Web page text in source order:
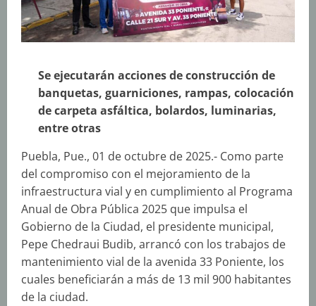
Se ejecutarán acciones de construcción de
banquetas, guarniciones, rampas, colocación
de carpeta asfáltica, bolardos, luminarias,
entre otras
Puebla, Pue., 01 de octubre de 2025.- Como parte
del compromiso con el mejoramiento de la
infraestructura vial y en cumplimiento al Programa
Anual de Obra Pública 2025 que impulsa el
Gobierno de la Ciudad, el presidente municipal,
Pepe Chedraui Budib, arrancó con los trabajos de
mantenimiento vial de la avenida 33 Poniente, los
cuales beneficiarán a más de 13 mil 900 habitantes
de la ciudad.